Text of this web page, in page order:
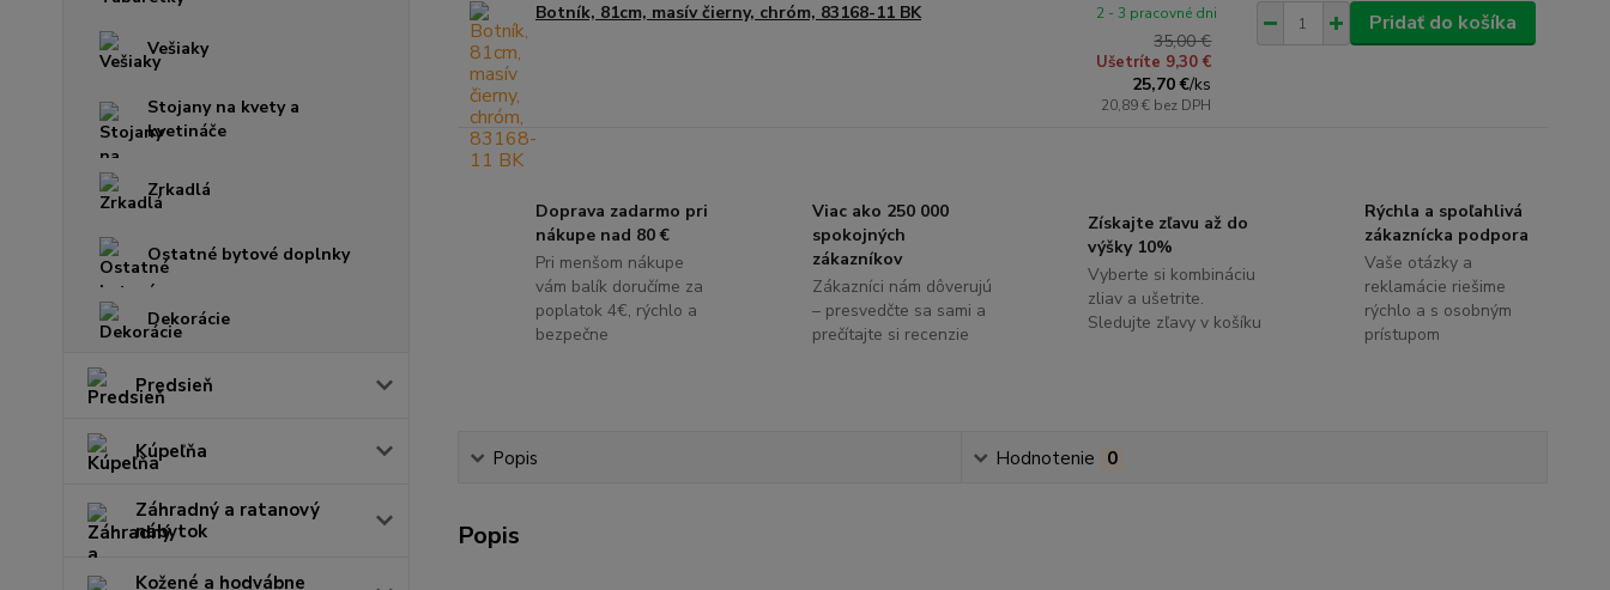
Vešiaky
Stojany na kvety a
kvetináče
Zrkadlá
Ostatné bytové doplnky
Dekorácie
Predsieň
Kúpeľňa
Záhradný a ratanový
nábytok
Kožené a hodvábne
Botník, 81cm, masív čierny, chróm, 83168-11 BK
35,00 €
Ušetríte 9,30 €
25,70 €/ks
20,89 € bez DPH
2 - 3 pracovné dni Pridať do košíka
Doprava zadarmo pri
nákupe nad 80 €
Pri menšom nákupe
vám balík doručíme za
poplatok 4€, rýchlo a
bezpečne
Viac ako 250 000
spokojných
zákazníkov
Zákazníci nám dôverujú
– presvedčte sa sami a
prečítajte si recenzie
Získajte zľavu až do
výšky 10%
Vyberte si kombináciu
zliav a ušetrite.
Sledujte zľavy v košíku
Rýchla a spoľahlivá
zákaznícka podpora
Vaše otázky a
reklamácie riešime
rýchlo a s osobným
prístupom
Popis Hodnotenie 0
Popis